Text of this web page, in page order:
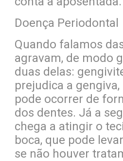
Doença Periodontal
Quando falamos
agravam, de modo
duas delas:
prejudica a
pode ocorrer de
dos dentes. Já a
chega a atingir o
boca, que pode
se não houver